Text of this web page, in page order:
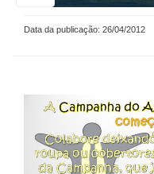
Data da publicação: 26/04/2012